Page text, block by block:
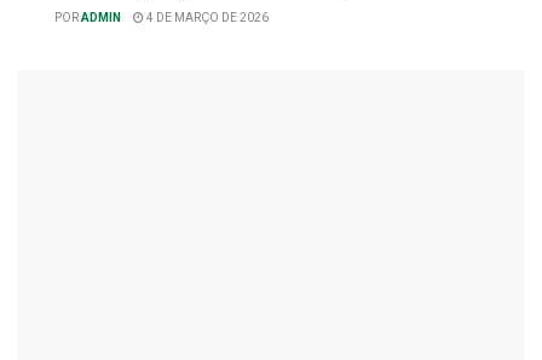
PORADMIN 4 DE MARÇO DE 2026